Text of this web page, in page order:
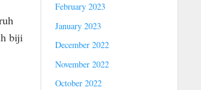
biji
February 2023
January 2023
December 2022
November 2022
October 2022